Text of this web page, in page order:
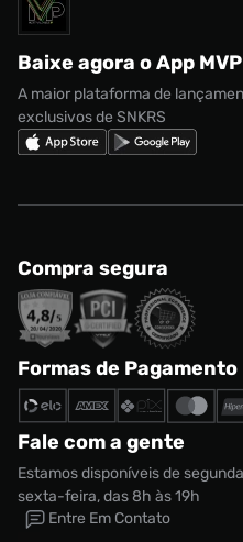
Marcas
adidas Campus
Nike Shox
Política de privacidade
Regulamento CRM/ CASHBACK
Regulamento Cupom
Solicite seus dados
Baixe agora o App MVP
A maior plataforma de
exclusivos de SNKRS
Compra segura
Formas de Pagamento
Fale com a gente
Estamos disponíveis de
sexta-feira, das 8h às 19h
Entre Em Contato